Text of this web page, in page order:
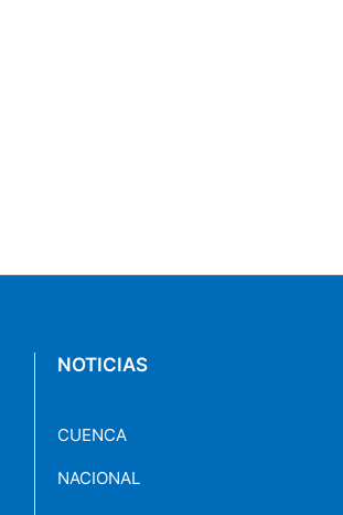
NOTICIAS
CUENCA
NACIONAL